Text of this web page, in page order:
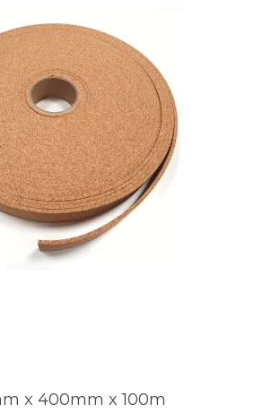
x 400mm x 100m